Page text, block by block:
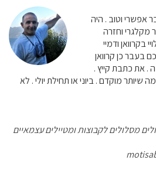
אפשרי וטוב . היה
מקלגרי וחזרה
בקרוואן ודמיי
בעבר כן קרוואן
. את כתבת קייץ .
מוקדם . ביוני או תחילת יולי . לא
מסלולים לקבוצות ומטיילים עצמאיים